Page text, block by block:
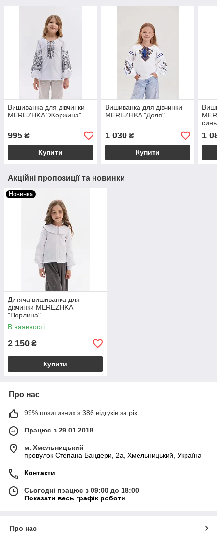
Вишиванка для дівчинки
MEREZHKA "Жоржина"
995 ₴
Купити
Вишиванка для дівчинки
MEREZHKA "Доля"
1 030₴
Купити
1
Акційні пропозиції та новинки
Новинка
Дитяча вишиванка для
дівчинки MEREZHKA
"Перлина"
В наявності
2 150 ₴
Купити
Про нас
99% позитивних з 386 відгуків за рік
Працює з 29.01.2018
м. Хмельницький
провулок Степана Бандери, 2a, Хмельницький, Україна
Контакти
Сьогодні працює з 09:00 до 18:00
Показати весь графік роботи
Про нас